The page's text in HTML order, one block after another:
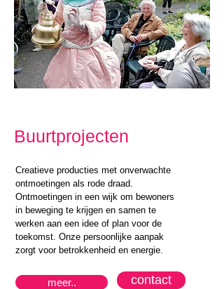
Buurtprojecten
Creatieve producties met onverwachte
ontmoetingen als rode draad.
Ontmoetingen in een wijk om bewoners
in beweging te krijgen en samen te
werken aan een idee of plan voor de
toekomst. Onze persoonlijke aanpak
zorgt voor betrokkenheid en energie.
meer.. contact